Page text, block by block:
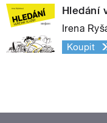
Hledání
Irena
Koupit